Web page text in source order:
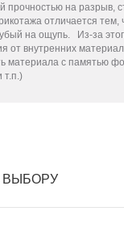
прочностью на разрыв,
отличается тем,
на ощупь. Из-за
от внутренних
материала с памятью
т.п.)
ВЫБОРУ